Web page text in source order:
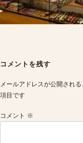
navigation
コメントを残す
メールアドレスが公開される
項目です
コメント ※